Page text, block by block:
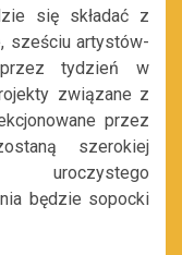
się składać z
sześciu artystów-
tydzień w
związane z
przez
szerokiej
będzie sopocki